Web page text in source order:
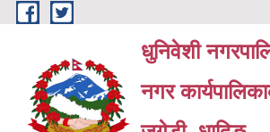
Skip to main content
धुनिवेशी
नगर